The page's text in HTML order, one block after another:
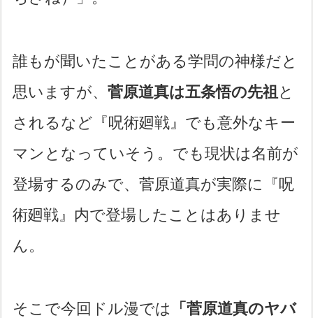
誰もが聞いたことがある学問の神様だと
思いますが、菅原道真は五条悟の先祖 と
されるなど『呪術廻戦』でも意外なキー
マンとなっていそう。でも現状は名前が
登場するのみで、菅原道真が実際に『呪
術廻戦』内で登場したことはありませ
ん。
そこで今回ドル漫では
「菅原道真のヤバ